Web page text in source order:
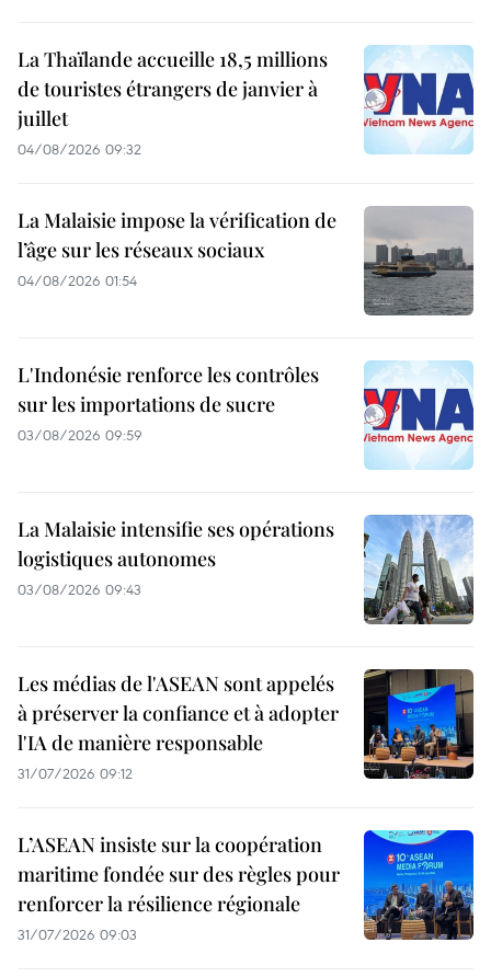
La Thaïlande accueille 18,5 millions
de touristes étrangers de janvier à
juillet
04/08/2026 09:32
La Malaisie impose la vérification de
l’âge sur les réseaux sociaux
04/08/2026 01:54
L'Indonésie renforce les contrôles
sur les importations de sucre
03/08/2026 09:59
La Malaisie intensifie ses opérations
logistiques autonomes
03/08/2026 09:43
Les médias de l'ASEAN sont appelés
à préserver la confiance et à adopter
l'IA de manière responsable
31/07/2026 09:12
L’ASEAN insiste sur la coopération
maritime fondée sur des règles pour
renforcer la résilience régionale
31/07/2026 09:03